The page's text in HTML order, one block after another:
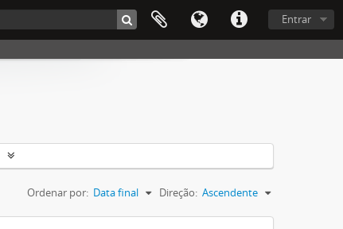
Entrar
Ordenar por: Data final Direção: Ascendente